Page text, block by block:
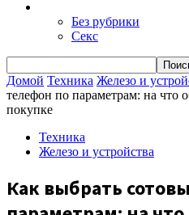
Без рубрики
Секс
Домой Техника Железо и
телефон по параметрам: на что
покупке
Техника
Железо и устройства
Как выбрать